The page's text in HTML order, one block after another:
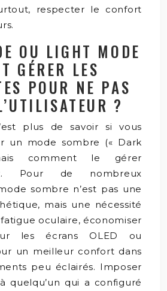
respecter le confort
OU LIGHT MODE
GÉRER LES
POUR NE PAS
?
plus de savoir si vous
un mode sombre (« Dark
comment le gérer
Pour de nombreux
sombre n’est pas une
mais une nécessité
oculaire, économiser
les écrans OLED ou
un meilleur confort dans
peu éclairés. Imposer
quelqu’un qui a configuré